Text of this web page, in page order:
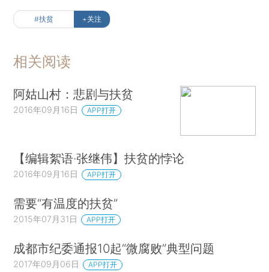
#扶贫 +关注
相关阅读
阿姑山村：悲剧与扶贫
2016年09月16日 APP打开
【编辑絮语·张继伟】扶贫的悖论
2016年09月16日 APP打开
需要“有温度的扶贫”
2015年07月31日 APP打开
成都市纪委通报10起“微腐败”典型问题
2017年09月06日 APP打开